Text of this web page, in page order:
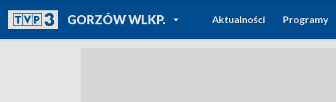
GORZÓW WLKP.POWRÓT DO
TVP REGIONY
Aktualności Programy